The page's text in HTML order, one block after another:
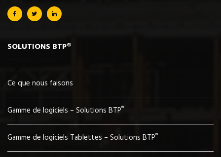
SOLUTIONS BTP®
Ce que nous faisons
Gamme de logiciels – Solutions BTP®
Gamme de logiciels Tablettes – Solutions BTP®